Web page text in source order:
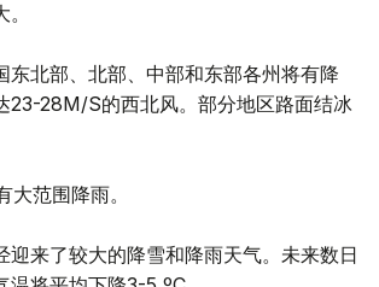
东北部、北部、中部和东部各州将有降
23-28M/S的西北风。部分地区路面结冰
大范围降雨。
迎来了较大的降雪和降雨天气。未来数日